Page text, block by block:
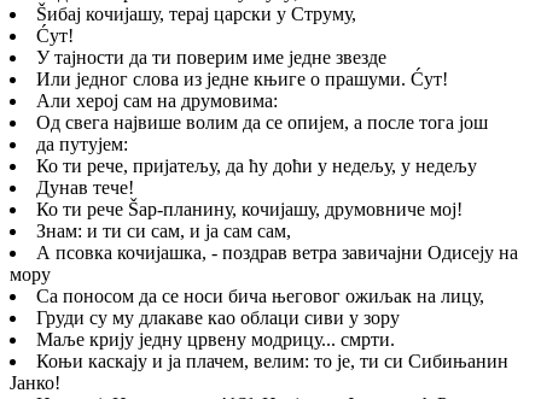
Šибај кочијашу, терај царски у Струму,
Ćут!
У тајности да ти поверим име једне звезде
Или једног слова из једне књиге о прашуми. Ćут!
Али херој сам на друмовима:
Од свега највише волим да се опијем, а после тога још
да путујем:
Ко ти рече, пријатељу, да ћу доћи у недељу, у недељу
Дунав тече!
Ко ти рече Šар-планину, кочијашу, друмовниче мој!
Знам: и ти си сам, и ја сам сам,
А псовка кочијашка, - поздрав ветра завичајни Одисеју на
мору
Са поносом да се носи бича његовог ожиљак на лицу,
Груди су му длакаве као облаци сиви у зору
Маље крију једну црвену модрицу... смрти.
Коњи каскају и ја плачем, велим: то је, ти си Сибињанин
Јанко!